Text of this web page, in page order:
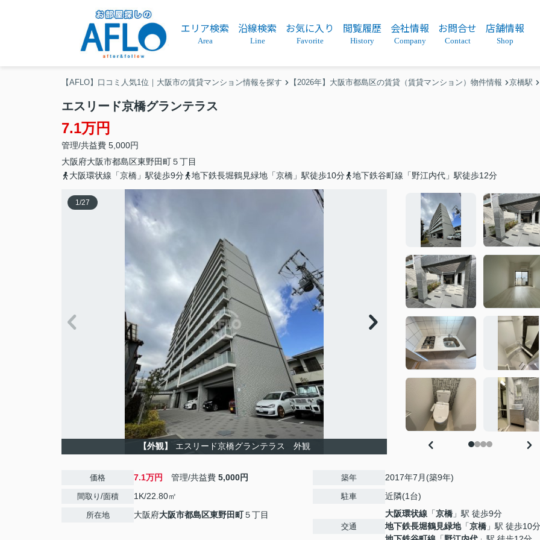
エリア検索
Area
沿線検索
Line
お気に入り
Favorite
閲覧履歴
History
会社情報
Company
お問合せ
Contact
店舗情報
Shop
【AFLO】口コミ人気1位｜大阪市の賃貸マンション情報を探す 【2026年】大阪市都島区の賃貸（賃貸マンション）物件情報 京橋駅
エスリード京橋グランテラス
7.1万円
管理/共益費 5,000円
大阪府大阪市都島区東野田町５丁目
大阪環状線「京橋」駅徒歩9分
地下鉄長堀鶴見緑地「京橋」駅徒歩10分 地下鉄谷町線「野江内代」駅徒歩12分
1/27
【外観】 エスリード京橋グランテラス 外観
価格 7.1万円 管理/共益費 5,000円
間取り/面積 1K/22.80㎡
所在地 大阪府大阪市都島区東野田町５丁目
築年 2017年7月(築9年)
駐車 近隣(1台)
交通
大阪環状線 「京橋 」駅 徒歩9分
地下鉄長堀鶴見緑地「京橋 」駅 徒歩10分